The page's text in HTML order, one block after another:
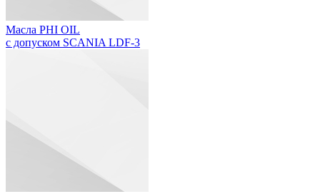
Масла PHI OIL
с допуском SCANIA LDF-3